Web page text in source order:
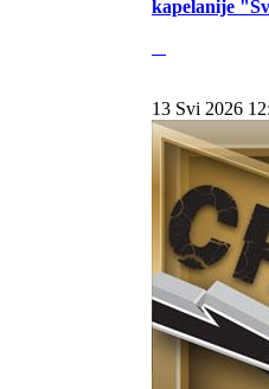
kapelanije
13 Svi 2026